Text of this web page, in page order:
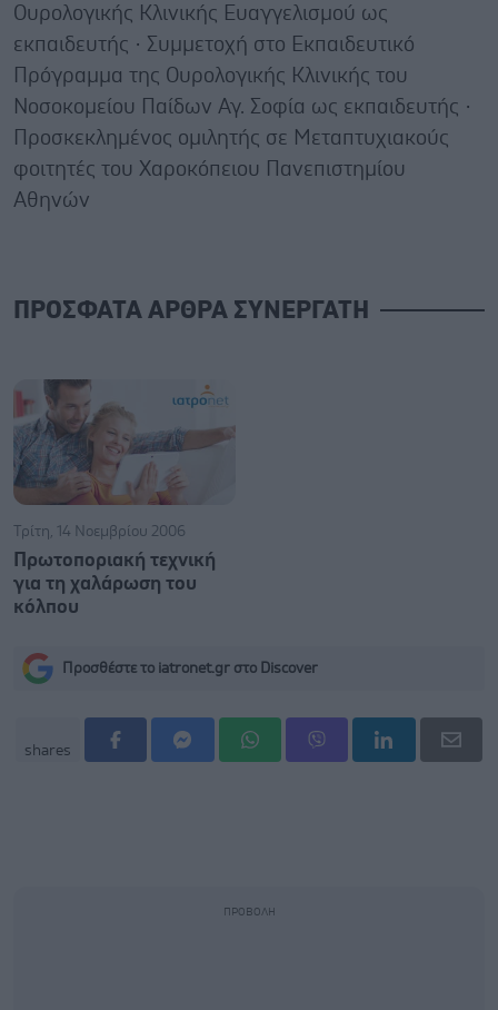
Ουρολογικής Κλινικής Ευαγγελισμού ως
εκπαιδευτής · Συμμετοχή στο Εκπαιδευτικό
Πρόγραμμα της Ουρολογικής Κλινικής του
Νοσοκομείου Παίδων Αγ. Σοφία ως εκπαιδευτής ·
Προσκεκλημένος ομιλητής σε Μεταπτυχιακούς
φοιτητές του Χαροκόπειου Πανεπιστημίου
Αθηνών
ΠΡΟΣΦΑΤΑ ΑΡΘΡΑ ΣΥΝΕΡΓΑΤΗ
Τρίτη, 14 Νοεμβρίου 2006
Πρωτοποριακή τεχνική
για τη χαλάρωση του
κόλπου
Προσθέστε το iatronet.gr στο Discover
shares